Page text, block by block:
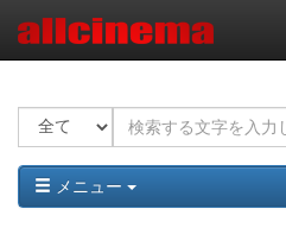
メニュー